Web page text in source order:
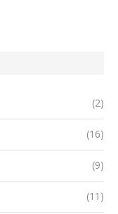
(2)
(16)
(9)
(11)